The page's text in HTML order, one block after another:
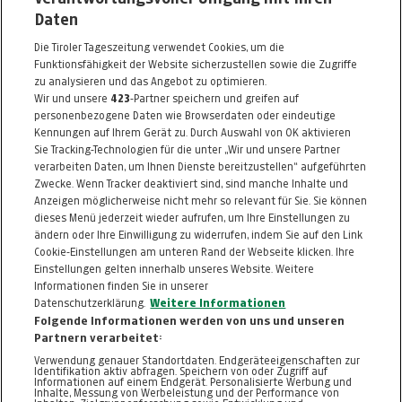
Wilhelm-Greil-Straße 10
6020 Innsbruck
Telefon: 0664 / 2112747
E-Mail: innsbruck@galerie-augustin.com
Alle Artikel des Händlers
Informationen zum Kaufvertrag
ZURÜCK NACH
OBEN
FAQ HILFE IMPRESSUM
KONTAKT DATENSCHUTZ
Daten
Die Tiroler Tageszeitung verwendet Cookies, um die
Funktionsfähigkeit der Website sicherzustellen sowie die Zugriffe
zu analysieren und das Angebot zu optimieren.
Wir und unsere 423-Partner speichern und greifen auf
personenbezogene Daten wie Browserdaten oder eindeutige
Kennungen auf Ihrem Gerät zu. Durch Auswahl von OK aktivieren
Sie Tracking-Technologien für die unter „Wir und unsere Partner
verarbeiten Daten, um Ihnen Dienste bereitzustellen“ aufgeführten
Zwecke. Wenn Tracker deaktiviert sind, sind manche Inhalte und
Anzeigen möglicherweise nicht mehr so relevant für Sie. Sie können
dieses Menü jederzeit wieder aufrufen, um Ihre Einstellungen zu
ändern oder Ihre Einwilligung zu widerrufen, indem Sie auf den Link
Cookie-Einstellungen am unteren Rand der Webseite klicken. Ihre
Einstellungen gelten innerhalb unseres Website. Weitere
Informationen finden Sie in unserer
Datenschutzerklärung.
Weitere Informationen
Folgende Informationen werden von uns und unseren
Partnern verarbeitet:
Verwendung genauer Standortdaten. Endgeräteeigenschaften zur
Identifikation aktiv abfragen. Speichern von oder Zugriff auf
Informationen auf einem Endgerät. Personalisierte Werbung und
Inhalte, Messung von Werbeleistung und der Performance von